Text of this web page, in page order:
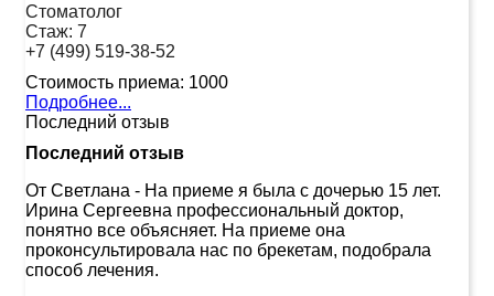
Стоматолог
Стаж: 7
+7 (499) 519-38-52
Стоимость приема: 1000
Подробнее...
Последний отзыв
Последний отзыв
От Светлана - На приеме я была с дочерью 15 лет.
Ирина Сергеевна профессиональный доктор,
понятно все объясняет. На приеме она
проконсультировала нас по брекетам, подобрала
способ лечения.